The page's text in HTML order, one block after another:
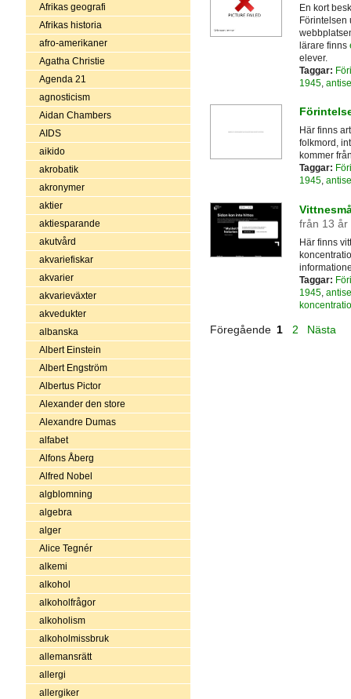
Afrikas geografi
Afrikas historia
afro-amerikaner
Agatha Christie
Agenda 21
agnosticism
Aidan Chambers
AIDS
aikido
akrobatik
akronymer
aktier
aktiesparande
akutvård
akvariefiskar
akvarier
akvarieväxter
akvedukter
albanska
Albert Einstein
Albert Engström
Albertus Pictor
Alexander den store
Alexandre Dumas
alfabet
Alfons Åberg
Alfred Nobel
algblomning
algebra
alger
Alice Tegnér
alkemi
alkohol
alkoholfrågor
alkoholism
alkoholmissbruk
allemansrätt
allergi
allergiker
En kort
Förintelsen
lärare finns
elever.
Taggar:
1945,
Här finns
folkmord,
kommer
Taggar:
1945,
från 13 år
Här finns
Taggar:
1945,
Föregående 1 2 Nästa